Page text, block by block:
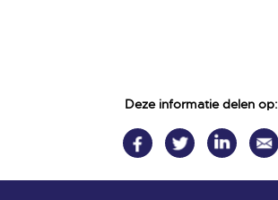
Deze informatie delen op: